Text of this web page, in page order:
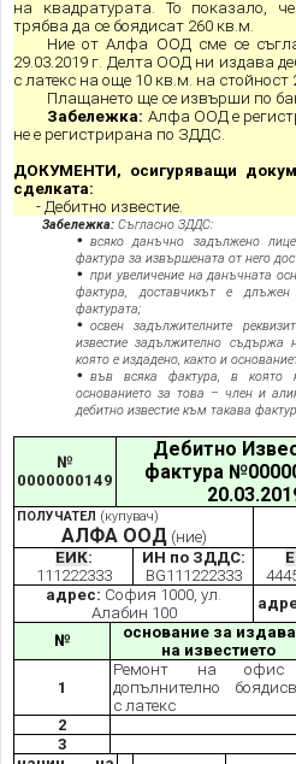
на квадратурата. То показало,
трябва да се боядисат 260 кв.м.
Ние от Алфа ООД сме се
29.03.2019 г. Делта ООД ни издава
с латекс на още 10 кв.м. на стойност
Плащането ще се извърши по
Забележка: Алфа ООД е
не е регистрирана по ЗДДС.
ДОКУМЕНТИ, осигуряващи
сделката:
- Дебитно известие.
Забележка: Съгласно ЗДДС:
всяко данъчно задължено
фактура за извършената от него
при увеличение на данъчната
фактура, доставчикът е
фактурата;
освен задължителните
известие задължително
която е издадено, както и
във всяка фактура, в която
основанието за това – член и
дебитно известие към такава
№
0000000149
Дебитно
фактура
ПОЛУЧАТЕЛ (купувач)
АЛФА ООД(ние)
ЕИК:
111222333
ИН по ЗДДС:
BG111222333
адрес: София 1000, ул.
Алабин 100
№
основание за
на известието
1
Ремонт на
допълнително
с латекс
2
3